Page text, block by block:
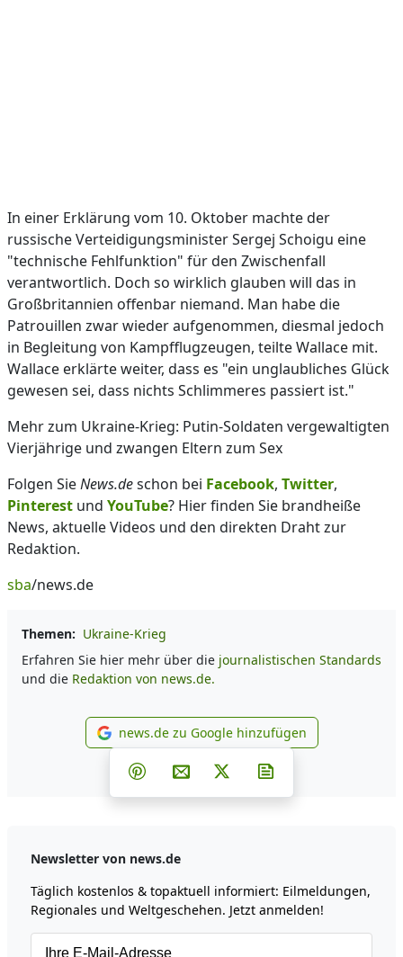
In einer Erklärung vom 10. Oktober machte der
russische Verteidigungsminister Sergej Schoigu eine
"technische Fehlfunktion" für den Zwischenfall
verantwortlich. Doch so wirklich glauben will das in
Großbritannien offenbar niemand. Man habe die
Patrouillen zwar wieder aufgenommen, diesmal jedoch
in Begleitung von Kampfflugzeugen, teilte Wallace mit.
Wallace erklärte weiter, dass es "ein unglaubliches Glück
gewesen sei, dass nichts Schlimmeres passiert ist."
Mehr zum Ukraine-Krieg: Putin-Soldaten vergewaltigten
Vierjährige und zwangen Eltern zum Sex
Folgen SieNews.deschon bei Facebook, Twitter,
Pinterest und YouTube? Hier finden Sie brandheiße
News, aktuelle Videos und den direkten Draht zur
Redaktion.
sba/news.de
Themen: Ukraine-Krieg
Erfahren Sie hier mehr über die journalistischen Standards
und die Redaktion von news.de.
news.de zu Google
news.de zu Google hinzufügen
Teilen auf Facebook
Teilen auf Whatsapp
Teilen auf Telegram
Teilen auf Pinterest
Per E-Mail teilen
Post auf X
Newsletter von news.de
Täglich kostenlos & topaktuell informiert: Eilmeldungen,
Regionales und Weltgeschehen. Jetzt anmelden!